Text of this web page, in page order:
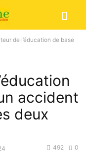
de l’éducation de base
accident
deux
0
492